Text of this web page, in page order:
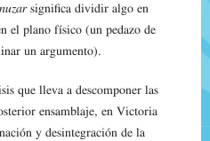
significa dividir algo en
el plano físico (un pedazo de
un argumento).
que lleva a descomponer las
ensamblaje, en Victoria
y desintegración de la